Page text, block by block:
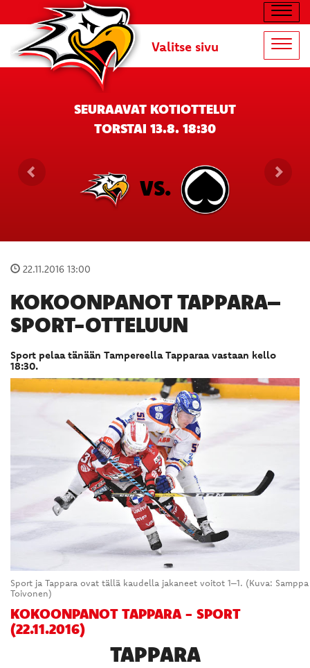
Valitse sivu
SEURAAVAT KOTIOTTELUT
TORSTAI 13.8. 18:30
VS.
22.11.2016 13:00
KOKOONPANOT TAPPARA–
SPORT-OTTELUUN
Sport pelaa tänään Tampereella Tapparaa vastaan kello
18:30.
Sport ja Tappara ovat tällä kaudella jakaneet voitot 1–1. (Kuva: Samppa
Toivonen)
KOKOONPANOT TAPPARA - SPORT
(22.11.2016)
TAPPARA